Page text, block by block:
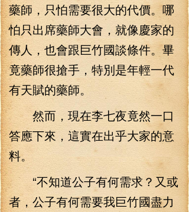
藥師，只怕需要很大的代價。哪
怕只出席藥師大會，就像慶家的
傳人，也會跟巨竹國談條件。畢
竟藥師很搶手，特別是年輕一代
有天賦的藥師。
然而，現在李七夜竟然一口
答應下來，這實在出乎大家的意
料。
“不知道公子有何需求？又或
者，公子有何需要我巨竹國盡力